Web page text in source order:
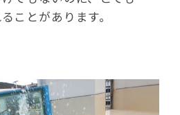
ことがあります。